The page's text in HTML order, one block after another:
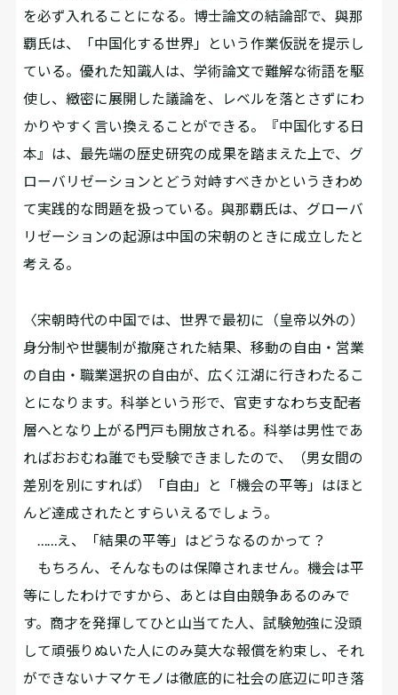
を必ず入れることになる。博士論文の結論部で、與那
覇氏は、「中国化する世界」という作業仮説を提示し
ている。優れた知識人は、学術論文で難解な術語を駆
使し、緻密に展開した議論を、レベルを落とさずにわ
かりやすく言い換えることができる。『中国化する日
本』は、最先端の歴史研究の成果を踏まえた上で、グ
ローバリゼーションとどう対峙すべきかというきわめ
て実践的な問題を扱っている。與那覇氏は、グローバ
リゼーションの起源は中国の宋朝のときに成立したと
考える。
〈宋朝時代の中国では、世界で最初に（皇帝以外の）
身分制や世襲制が撤廃された結果、移動の自由・営業
の自由・職業選択の自由が、広く江湖に行きわたるこ
とになります。科挙という形で、官吏すなわち支配者
層へとなり上がる門戸も開放される。科挙は男性であ
ればおおむね誰でも受験できましたので、（男女間の
差別を別にすれば）「自由」と「機会の平等」はほと
んど達成されたとすらいえるでしょう。
……え、「結果の平等」はどうなるのかって？
もちろん、そんなものは保障されません。機会は平
等にしたわけですから、あとは自由競争あるのみで
す。商才を発揮してひと山当てた人、試験勉強に没頭
して頑張りぬいた人にのみ莫大な報償を約束し、それ
ができないナマケモノは徹底的に社会の底辺に叩き落